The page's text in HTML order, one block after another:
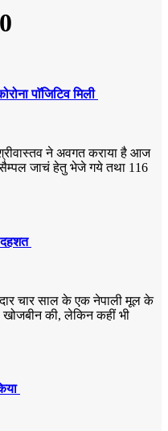
पाॅजिटिव मिली
ने अवगत कराया है आज
जाचं हेतु भेजे गये तथा 116
दहशत
चार साल के एक नेपाली मूल के
खोजबीन की, लेकिन कहीं भी